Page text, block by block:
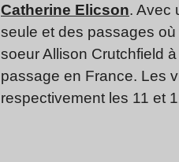
Catherine Elicson. Avec
seule et des passages
soeur Allison Crutchfield
passage en France. Les
respectivement les 11 et